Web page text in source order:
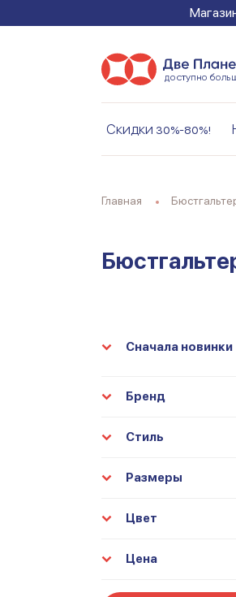
Скидки 30%-80%!
Главная
Сначала новинки
Бренд
Стиль
Размеры
Цвет
Цена